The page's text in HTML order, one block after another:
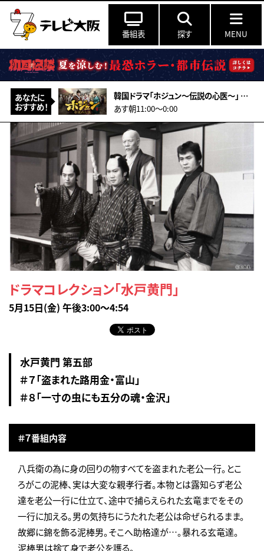
番組表 探す MENU
あなたに
おすすめ！
韓国ドラマ「ホジュン～伝説の心医～」 ＃27（字幕スーパー）
あす朝11:00〜0:00
ドラマコレクション「水戸黄門」
5月15日(金) 午後3:00～4:54
水戸黄門 第五部
＃７「盗まれた路用金・富山」
＃８「一寸の虫にも五分の魂・金沢」
＃７番組内容
八兵衛の為に身の回りの物すべてを盗まれた老公一行。とこ
ろがこの泥棒、実は大変な親孝行者。本物とは露知らず老公
達を老公一行に仕立て、途中で捕らえられた玄竜までをその
一行に加える。男の気持ちにうたれた老公は命ぜられるまま。
故郷に錦を飾る泥棒男。そこへ助格達が…。暴れる玄竜達。
泥棒男は捨て身で老公を護る。